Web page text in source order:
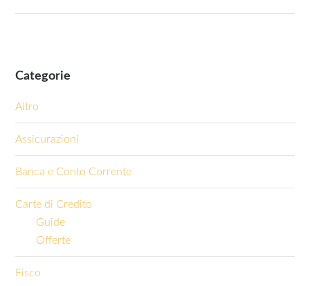
Categorie
Altro
Assicurazioni
Banca e Conto Corrente
Carte di Credito
Guide
Offerte
Fisco